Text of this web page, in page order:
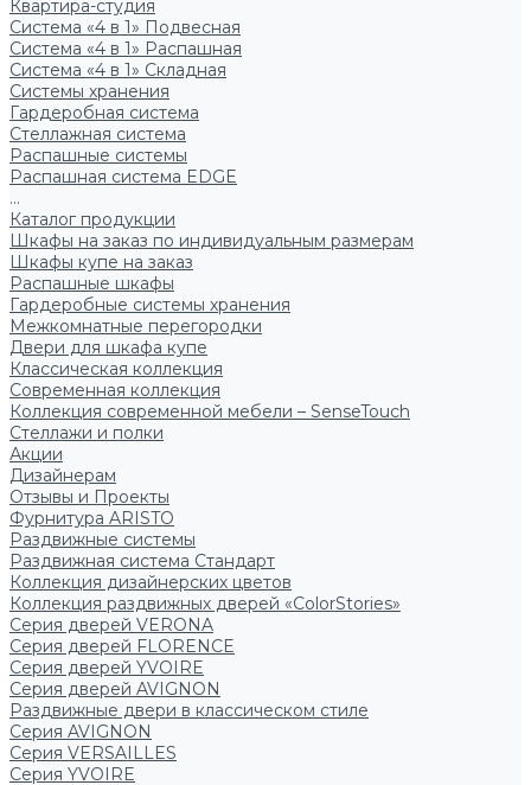
Квартира-студия
Система «4 в 1» Подвесная
Система «4 в 1» Распашная
Система «4 в 1» Складная
Системы хранения
Гардеробная система
Стеллажная система
Распашные системы
Распашная система EDGE
...
Каталог продукции
Шкафы на заказ по индивидуальным размерам
Шкафы купе на заказ
Распашные шкафы
Гардеробные системы хранения
Межкомнатные перегородки
Двери для шкафа купе
Классическая коллекция
Современная коллекция
Коллекция современной мебели – SenseTouch
Стеллажи и полки
Акции
Дизайнерам
Отзывы и Проекты
Фурнитура ARISTO
Раздвижные системы
Раздвижная система Стандарт
Коллекция дизайнерских цветов
Коллекция раздвижных дверей «ColorStories»
Серия дверей VERONA
Серия дверей FLORENCE
Серия дверей YVOIRE
Серия дверей AVIGNON
Раздвижные двери в классическом стиле
Серия AVIGNON
Серия VERSAILLES
Серия YVOIRE